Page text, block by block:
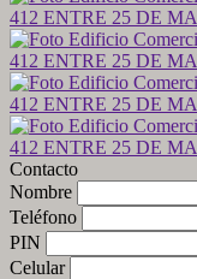
Contacto
Nombre
Teléfono
PIN
Celular